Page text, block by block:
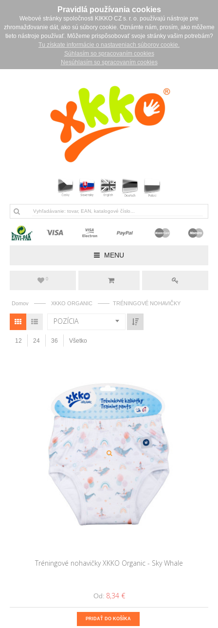
Pravidlá používania cookies
Webové stránky spoločnosti KIKKO CZ s. r. o. používajú nástroje pre
zhromažďovanie dát, ako sú súbory cookie. Oznámte nám, prosím, ako môžeme
tieto nástroje používať. Môžeme prispôsobovať svoje stránky vašim potrebám?
Tu získate informácie o nastaveniach súborov cookie.
Súhlasím so spracovaním cookies
Nesúhlasím so spracovaním cookies
MENU
0
Domov —— XKKO ORGANIC —— TRÉNINGOVÉ NOHAVIČKY
POZÍCIA
12 24 36 Všetko
Tréningové nohavičky XKKO Organic - Sky Whale
Od: 8,34 €
PRIDAŤ DO KOŠÍKA